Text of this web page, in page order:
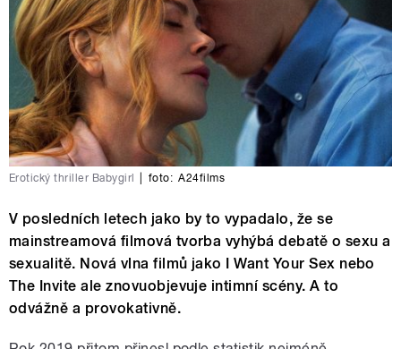
Erotický thriller Babygirl foto: A24films
V posledních letech jako by to vypadalo, že se
mainstreamová filmová tvorba vyhýbá debatě o sexu a
sexualitě. Nová vlna filmů jako I Want Your Sex nebo
The Invite ale znovuobjevuje intimní scény. A to
odvážně a provokativně.